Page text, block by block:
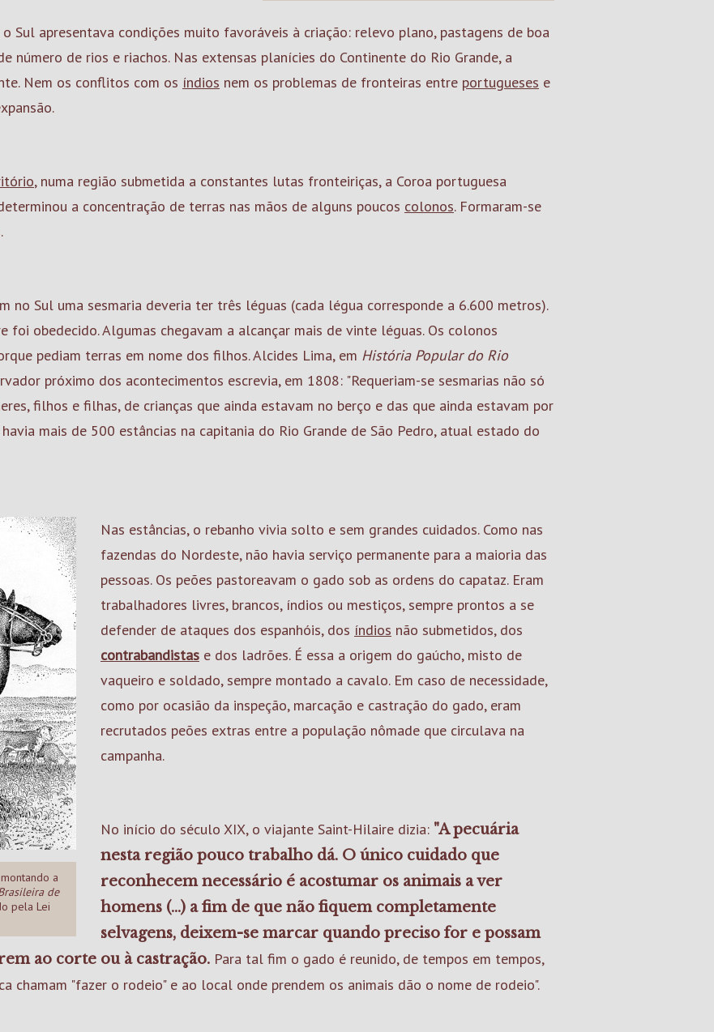
Sul apresentava condições muito favoráveis à criação: relevo plano, pastagens de boa
número de rios e riachos. Nas extensas planícies do Continente do Rio Grande, a
Nem os conflitos com os índios nem os problemas de fronteiras entre portugueses e
, numa região submetida a constantes lutas fronteiriças, a Coroa portuguesa
a concentração de terras nas mãos de alguns poucos colonos. Formaram-se
no Sul uma sesmaria deveria ter três léguas (cada légua corresponde a 6.600 metros).
foi obedecido. Algumas chegavam a alcançar mais de vinte léguas. Os colonos
pediam terras em nome dos filhos. Alcides Lima, em História Popular do Rio
próximo dos acontecimentos escrevia, em 1808: "Requeriam-se sesmarias não só
filhos e filhas, de crianças que ainda estavam no berço e das que ainda estavam por
mais de 500 estâncias na capitania do Rio Grande de São Pedro, atual estado do
a
de
pela Lei
Nas estâncias, o rebanho vivia solto e sem grandes cuidados. Como nas
fazendas do Nordeste, não havia serviço permanente para a maioria das
pessoas. Os peões pastoreavam o gado sob as ordens do capataz. Eram
trabalhadores livres, brancos, índios ou mestiços, sempre prontos a se
defender de ataques dos espanhóis, dos índios não submetidos, dos
contrabandistas e dos ladrões. É essa a origem do gaúcho, misto de
vaqueiro e soldado, sempre montado a cavalo. Em caso de necessidade,
como por ocasião da inspeção, marcação e castração do gado, eram
recrutados peões extras entre a população nômade que circulava na
campanha.
No início do século XIX, o viajante Saint-Hilaire dizia: "A pecuária
nesta região pouco trabalho dá. O único cuidado que
reconhecem necessário é acostumar os animais a ver
homens (...) a fim de que não fiquem completamente
selvagens, deixem-se marcar quando preciso for e possam
ao corte ou à castração. Para tal fim o gado é reunido, de tempos em tempos,
chamam "fazer o rodeio" e ao local onde prendem os animais dão o nome de rodeio".